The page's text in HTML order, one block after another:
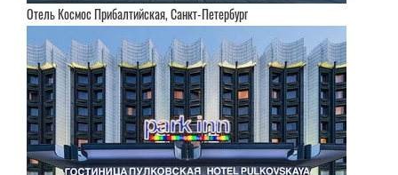
Отель Космос Прибалтийская, Санкт-Петербург